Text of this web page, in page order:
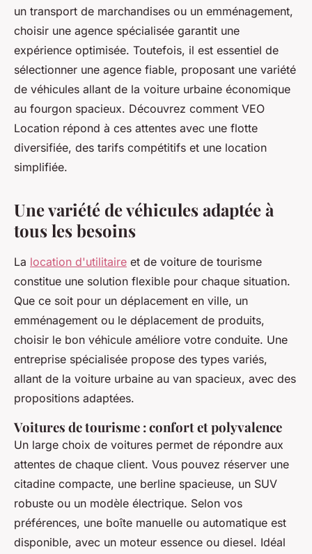
Ali•5 mars 2025• 5 min de lecture
un transport de marchandises ou un emménagement,
choisir une agence spécialisée garantit une
expérience optimisée. Toutefois, il est essentiel de
sélectionner une agence fiable, proposant une variété
de véhicules allant de la voiture urbaine économique
au fourgon spacieux. Découvrez comment VEO
Location répond à ces attentes avec une flotte
diversifiée, des tarifs compétitifs et une location
simplifiée.
Une variété de véhicules adaptée à
tous les besoins
La location d'utilitaire et de voiture de tourisme
constitue une solution flexible pour chaque situation.
Que ce soit pour un déplacement en ville, un
emménagement ou le déplacement de produits,
choisir le bon véhicule améliore votre conduite. Une
entreprise spécialisée propose des types variés,
allant de la voiture urbaine au van spacieux, avec des
propositions adaptées.
Voitures de tourisme : confort et polyvalence
Un large choix de voitures permet de répondre aux
attentes de chaque client. Vous pouvez réserver une
citadine compacte, une berline spacieuse, un SUV
robuste ou un modèle électrique. Selon vos
préférences, une boîte manuelle ou automatique est
disponible, avec un moteur essence ou diesel. Idéal